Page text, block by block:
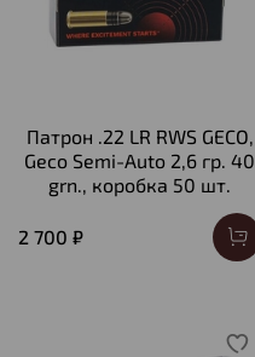
Патрон .22 LR RWS GECO,
Geco Semi-Auto 2,6 гр. 40
grn., коробка 50 шт.
2 700 ₽